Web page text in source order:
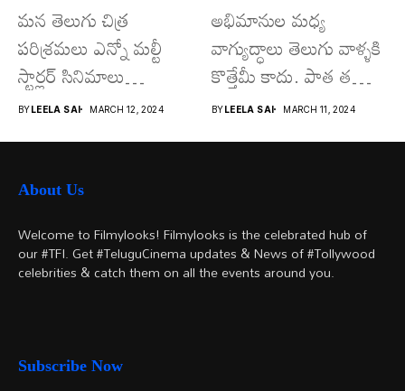
మన తెలుగు చిత్ర
పరిశ్రమలు ఎన్నో మల్టీ
స్టార్లర్ సినిమాలు
వచ్చాయి.. కొన్ని సినిమాలు
అయితే...
BY LEELA SAI MARCH 12, 2024
అభిమానుల మధ్య
వాగ్యుద్ధాలు తెలుగు వాళ్ళకి
కొత్తేమీ కాదు. పాత తరం
నటుల నుంచి నేటి...
BY LEELA SAI MARCH 11, 2024
About Us
Welcome to Filmylooks! Filmylooks is the celebrated hub of
our #TFI. Get #TeluguCinema updates & News of #Tollywood
celebrities & catch them on all the events around you.
Subscribe Now